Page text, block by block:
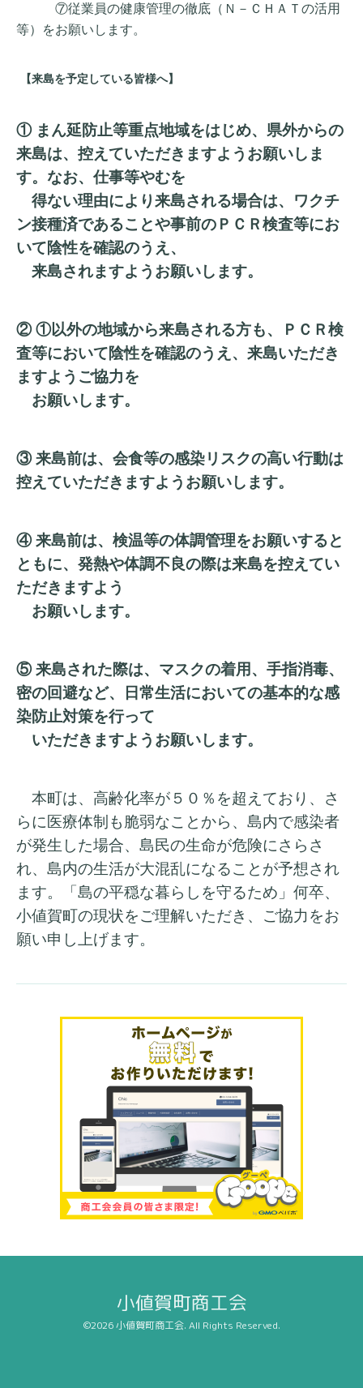
⑦従業員の健康管理の徹底（Ｎ－ＣＨＡＴの活用
等）をお願いします。
【来島を予定している皆様へ】
① まん延防止等重点地域をはじめ、県外からの
来島は、控えていただきますようお願いしま
す。なお、仕事等やむを
得ない理由により来島される場合は、ワクチ
ン接種済であることや事前のＰＣＲ検査等にお
いて陰性を確認のうえ、
来島されますようお願いします。
② ①以外の地域から来島される方も、ＰＣＲ検
査等において陰性を確認のうえ、来島いただき
ますようご協力を
お願いします。
③ 来島前は、会食等の感染リスクの高い行動は
控えていただきますようお願いします。
④ 来島前は、検温等の体調管理をお願いすると
ともに、発熱や体調不良の際は来島を控えてい
ただきますよう
お願いします。
⑤ 来島された際は、マスクの着用、手指消毒、
密の回避など、日常生活においての基本的な感
染防止対策を行って
いただきますようお願いします。
本町は、高齢化率が５０％を超えており、さ
らに医療体制も脆弱なことから、島内で感染者
が発生した場合、島民の生命が危険にさらさ
れ、島内の生活が大混乱になることが予想され
ます。「島の平穏な暮らしを守るため」何卒、
小値賀町の現状をご理解いただき、ご協力をお
願い申し上げます。
小値賀町商工会
©2026小値賀町商工会. All Rights Reserved.